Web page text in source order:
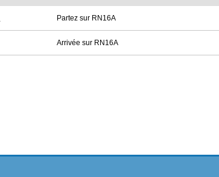
Partez sur RN16A
Arrivée sur RN16A